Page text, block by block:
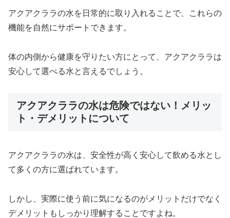
アクアクララの水を日常的に取り入れることで、これらの
機能を自然にサポートできます。
体の内側から健康を守りたい方にとって、アクアクララは
安心して選べる水と言えるでしょう。
アクアクララの水は危険ではない！メリッ
ト・デメリットについて
アクアクララの水は、安全性が高く安心して飲める水とし
て多くの方に選ばれています。
しかし、実際に使う前に気になるのがメリットだけでなく
デメリットもしっかり理解することですよね。